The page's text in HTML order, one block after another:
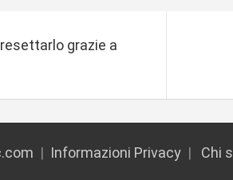
grazie a
Informazioni Privacy Chi